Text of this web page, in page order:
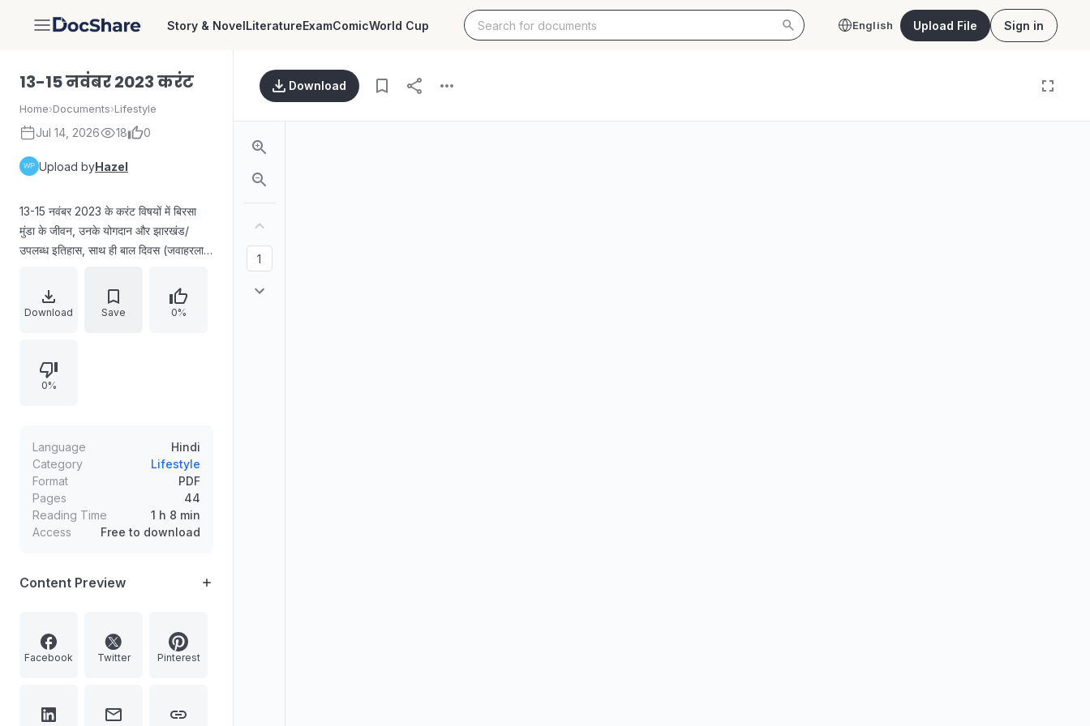
DocShare Story & NovelLiteratureExamComicWorld Cup English Upload File Sign in
13-15 नवंबर 2023 करंट
Home›Documents›Lifestyle
Jul 14, 2026 18 0
Upload byHazel
13-15 नवंबर 2023 के करंट विषयों में बिरसा
मुंडा के जीवन, उनके योगदान और झारखंड/
उपलब्ध इतिहास, साथ ही बाल दिवस (जवाहरलाल
दिवस (विषय: मधुमेह देखभाल तक पहुंच), और
लोक सेवा प्रसारण दिवस (12 नवंबर) की पृष्ठभूमि
Download Save 0%
0%
Language
Hindi
Category
Lifestyle
Format
PDF
Pages
44
Reading Time
1 h 8 min
Access
Free to download
Content Preview
Facebook Twitter Pinterest
Download